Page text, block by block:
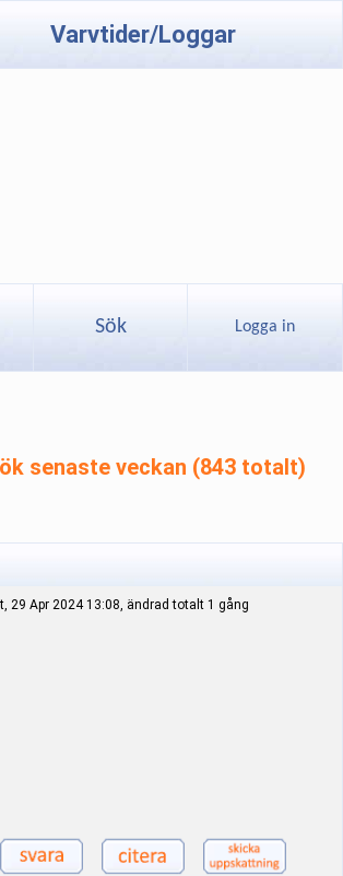
Varvtider/Loggar
Sök Logga in
senaste veckan (843 totalt)
29 Apr 2024 13:08, ändrad totalt 1 gång